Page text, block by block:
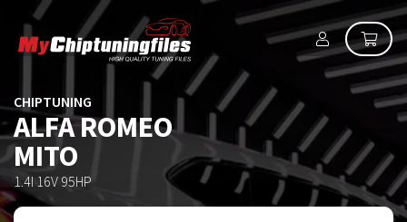
CHIPTUNING
ALFA ROMEO
MITO
1.4I 16V 95HP